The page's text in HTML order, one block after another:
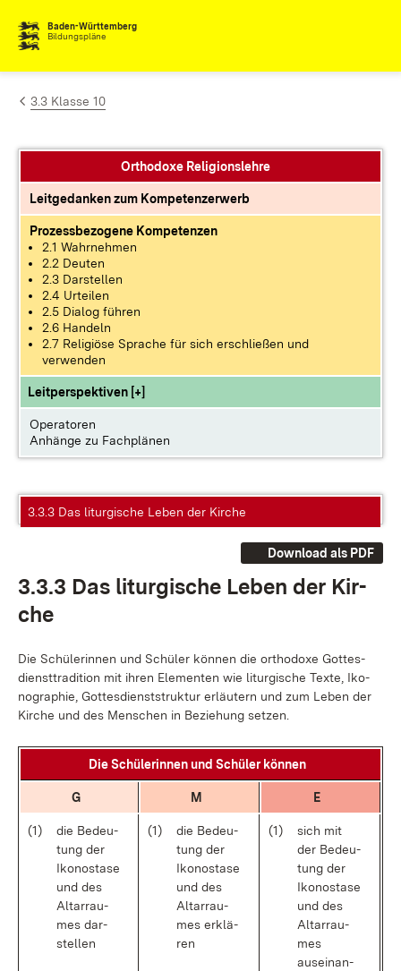
Zum Inhalt springen
Baden-Württemberg
Bildungspläne
3.3 Klasse 10
Orthodoxe Religionslehre
Leitgedanken zum Kompetenzerwerb
Prozessbezogene Kompetenzen
2.1 Wahrnehmen
2.2 Deuten
2.3 Darstellen
2.4 Urteilen
2.5 Dialog führen
2.6 Handeln
2.7 Religiöse Sprache für sich erschließen und
verwenden
Leitperspektiven [+]
Operatoren
Anhänge zu Fachplänen
3.3.3 Das liturgische Leben der Kirche
Download als PDF
3.3.3 Das lit­ur­gi­sche Le­ben der Kir­
che
Die Schü­le­rin­nen und Schü­ler kön­nen die or­tho­do­xe Got­tes­
dienst­tra­di­ti­on mit ih­ren Ele­men­ten wie lit­ur­gi­sche Tex­te, Iko­
no­gra­phie, Got­tes­dienst­struk­tur er­läu­tern und zum Le­ben der
Kir­che und des Men­schen in Be­zie­hung set­zen.
Die Schü­le­rin­nen und Schü­ler kön­nen
G M E
(1)
die Be­deu­
tung der
Iko­no­stase
und des
Al­tar­rau­
mes dar­
stel­len
(1)
die Be­deu­
tung der
Iko­no­stase
und des
Al­tar­rau­
mes er­klä­
ren
(1)
sich mit
der Be­deu­
tung der
Iko­no­stase
und des
Al­tar­rau­
mes
aus­ein­an­